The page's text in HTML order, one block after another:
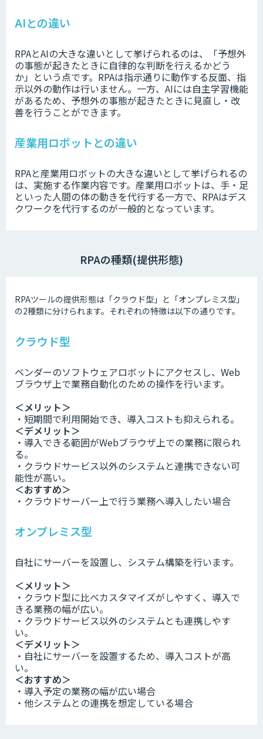
AIとの違い
RPAとAIの大きな違いとして挙げられるのは、「予想外
の事態が起きたときに自律的な判断を行えるかどう
か」という点です。RPAは指示通りに動作する反面、指
示以外の動作は行いません。一方、AIには自主学習機能
があるため、予想外の事態が起きたときに見直し・改
善を行うことができます。
産業用ロボットとの違い
RPAと産業用ロボットの大きな違いとして挙げられるの
は、実施する作業内容です。産業用ロボットは、手・足
といった人間の体の動きを代行する一方で、RPAはデス
クワークを代行するのが一般的となっています。
RPAの種類(提供形態)
RPAツールの提供形態は「クラウド型」と「オンプレミス型」
の2種類に分けられます。それぞれの特徴は以下の通りです。
クラウド型
ベンダーのソフトウェアロボットにアクセスし、Web
ブラウザ上で業務自動化のための操作を行います。
＜メリット＞
・短期間で利用開始でき、導入コストも抑えられる。
＜デメリット＞
・導入できる範囲がWebブラウザ上での業務に限られ
る。
・クラウドサービス以外のシステムと連携できない可
能性が高い。
＜おすすめ＞
・クラウドサーバー上で行う業務へ導入したい場合
オンプレミス型
自社にサーバーを設置し、システム構築を行います。
＜メリット＞
・クラウド型に比べカスタマイズがしやすく、導入で
きる業務の幅が広い。
・クラウドサービス以外のシステムとも連携しやす
い。
＜デメリット＞
・自社にサーバーを設置するため、導入コストが高
い。
＜おすすめ＞
・導入予定の業務の幅が広い場合
・他システムとの連携を想定している場合